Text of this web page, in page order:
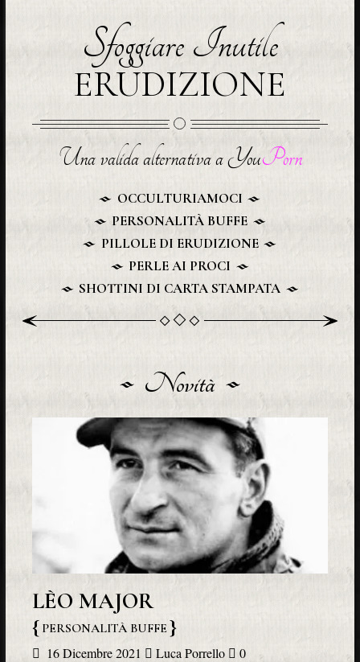
Sfoggiare Inutile
ERUDIZIONE
Una valida alternativa a YouPorn
OCCULTURIAMOCI
PERSONALITÀ BUFFE
PILLOLE DI ERUDIZIONE
PERLE AI PROCI
SHOTTINI DI CARTA STAMPATA
Novità
LÈO MAJOR
PERSONALITÀ BUFFE
16 Dicembre 2021 Luca Porrello
0